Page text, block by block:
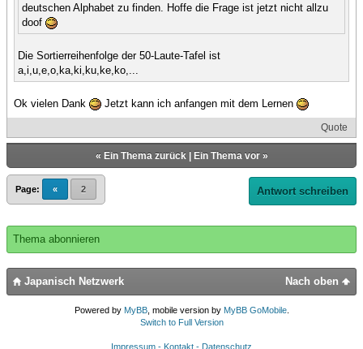
deutschen Alphabet zu finden. Hoffe die Frage ist jetzt nicht allzu
doof
Die Sortierreihenfolge der 50-Laute-Tafel ist
a,i,u,e,o,ka,ki,ku,ke,ko,...
Ok vielen Dank Jetzt kann ich anfangen mit dem Lernen
Quote
« Ein Thema zurück| Ein Thema vor»
Page: « 2 Antwort schreiben
Thema abonnieren
Nach oben
Japanisch Netzwerk
Powered by MyBB, mobile version by MyBB GoMobile.
Switch to Full Version
Impressum - Kontakt - Datenschutz